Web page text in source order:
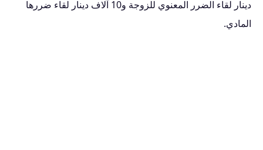
دينار لقاء الضرر المعنوي للزوجة و10 آلاف دينار لقاء ضررها
المادي.